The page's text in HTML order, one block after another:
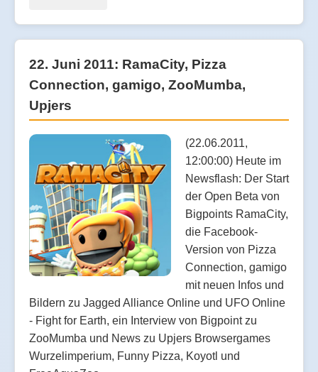
22. Juni 2011: RamaCity, Pizza
Connection, gamigo, ZooMumba,
Upjers
(22.06.2011,
12:00:00) Heute im
Newsflash: Der Start
der Open Beta von
Bigpoints RamaCity,
die Facebook-
Version von Pizza
Connection, gamigo
mit neuen Infos und
Bildern zu Jagged Alliance Online und UFO Online
- Fight for Earth, ein Interview von Bigpoint zu
ZooMumba und News zu Upjers Browsergames
Wurzelimperium, Funny Pizza, Koyotl und